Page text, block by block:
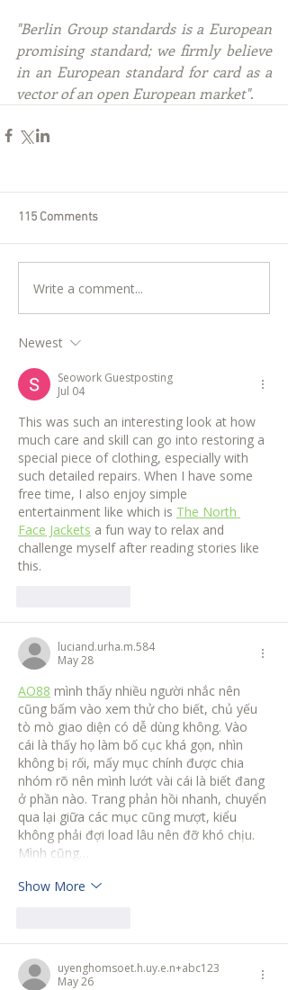
"Berlin Group standards is a European
promising standard; we firmly believe
in an European standard for card as a
vector of an open European market".
115 Comments
Write a comment...
Newest
Seowork Guestposting
Jul 04
This was such an interesting look at how
much care and skill can go into restoring a
special piece of clothing, especially with
such detailed repairs. When I have some
free time, I also enjoy simple
entertainment like which is The North
Face Jackets a fun way to relax and
challenge myself after reading stories like
this.
luciand.urha.m.584
May 28
AO88 mình thấy nhiều người nhắc nên
cũng bấm vào xem thử cho biết, chủ yếu
tò mò giao diện có dễ dùng không. Vào
cái là thấy họ làm bố cục khá gọn, nhìn
không bị rối, mấy mục chính được chia
nhóm rõ nên mình lướt vài cái là biết đang
ở phần nào. Trang phản hồi nhanh, chuyển
qua lại giữa các mục cũng mượt, kiểu
không phải đợi load lâu nên đỡ khó chịu.
Mình cũng…
Show More
uyenghomsoet.h.uy.e.n+abc123
May 26